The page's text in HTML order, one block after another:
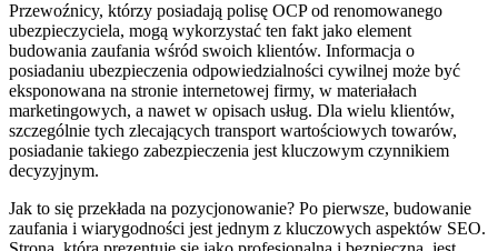
Przewoźnicy, którzy posiadają polisę OCP od renomowanego
ubezpieczyciela, mogą wykorzystać ten fakt jako element
budowania zaufania wśród swoich klientów. Informacja o
posiadaniu ubezpieczenia odpowiedzialności cywilnej może być
eksponowana na stronie internetowej firmy, w materiałach
marketingowych, a nawet w opisach usług. Dla wielu klientów,
szczególnie tych zlecających transport wartościowych towarów,
posiadanie takiego zabezpieczenia jest kluczowym czynnikiem
decyzyjnym.
Jak to się przekłada na pozycjonowanie? Po pierwsze, budowanie
zaufania i wiarygodności jest jednym z kluczowych aspektów SEO.